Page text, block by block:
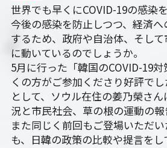
世界でも早くにCOVID-19の感染
今後の感染を防止しつつ、経済
するため、政府や自治体、そし
に動いているのでしょうか。
5月に行った「韓国のCOVID-19
くの方がご参加くださり好評で
として、ソウル在住の姜乃榮さ
況と市民社会、草の根の運動の報
また同じく前回もご登場いただ
も、日韓の政策の比較や提言をし